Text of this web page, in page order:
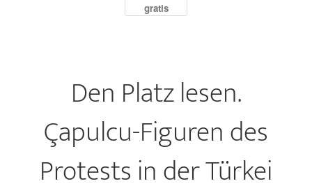
gratis
Den Platz lesen.
Çapulcu-Figuren des
Protests in der Türkei